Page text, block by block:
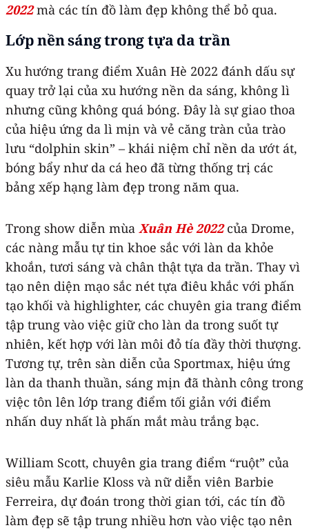
2022 mà các tín đồ làm đẹp không thể bỏ qua.
Lớp nền sáng trong tựa da trần
Xu hướng trang điểm Xuân Hè 2022 đánh dấu sự
quay trở lại của xu hướng nền da sáng, không lì
nhưng cũng không quá bóng. Đây là sự giao thoa
của hiệu ứng da lì mịn và vẻ căng tràn của trào
lưu “dolphin skin” – khái niệm chỉ nền da ướt át,
bóng bẩy như da cá heo đã từng thống trị các
bảng xếp hạng làm đẹp trong năm qua.
Trong show diễn mùa Xuân Hè 2022 của Drome,
các nàng mẫu tự tin khoe sắc với làn da khỏe
khoắn, tươi sáng và chân thật tựa da trần. Thay vì
tạo nên diện mạo sắc nét tựa điêu khắc với phấn
tạo khối và highlighter, các chuyên gia trang điểm
tập trung vào việc giữ cho làn da trong suốt tự
nhiên, kết hợp với làn môi đỏ tía đầy thời thượng.
Tương tự, trên sàn diễn của Sportmax, hiệu ứng
làn da thanh thuần, sáng mịn đã thành công trong
việc tôn lên lớp trang điểm tối giản với điểm
nhấn duy nhất là phấn mắt màu trắng bạc.
William Scott, chuyên gia trang điểm “ruột” của
siêu mẫu Karlie Kloss và nữ diễn viên Barbie
Ferreira, dự đoán trong thời gian tới, các tín đồ
làm đẹp sẽ tập trung nhiều hơn vào việc tạo nên